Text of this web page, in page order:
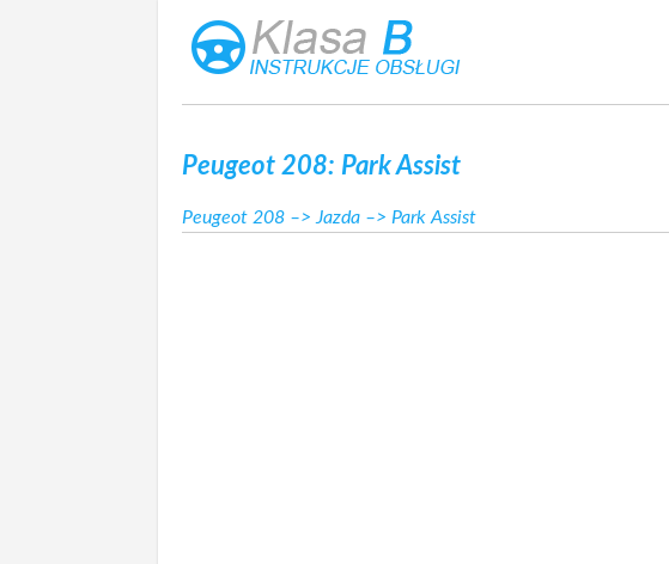
Peugeot 208: Park Assist
Peugeot 208 –>Jazda –> Park Assist